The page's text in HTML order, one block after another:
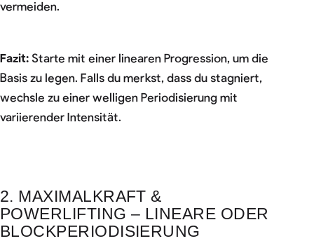
vermeiden.
Fazit: Starte mit einer linearen Progression, um die
Basis zu legen. Falls du merkst, dass du stagniert,
wechsle zu einer welligen Periodisierung mit
variierender Intensität.
2. MAXIMALKRAFT &
POWERLIFTING – LINEARE ODER
BLOCKPERIODISIERUNG